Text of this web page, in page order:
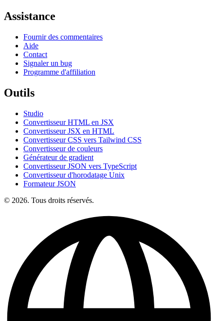
Assistance
Fournir des commentaires
Aide
Contact
Signaler un bug
Programme d'affiliation
Outils
Studio
Convertisseur HTML en JSX
Convertisseur JSX en HTML
Convertisseur CSS vers Tailwind CSS
Convertisseur de couleurs
Générateur de gradient
Convertisseur JSON vers TypeScript
Convertisseur d'horodatage Unix
Formateur JSON
© 2026. Tous droits réservés.